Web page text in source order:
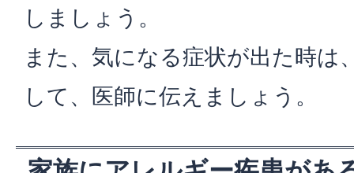
しましょう。
また、気になる症状が出た時は
して、医師に伝えましょう。